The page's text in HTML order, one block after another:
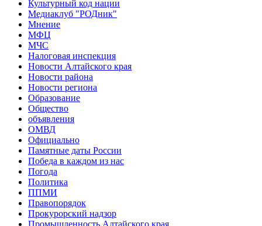
Культурный код нации
Медиаклуб "РОДник"
Мнение
МФЦ
МЧС
Налоговая инспекция
Новости Алтайского края
Новости района
Новости региона
Образование
Общество
объявления
ОМВД
Официально
Памятные даты России
Победа в каждом из нас
Погода
Политика
ППМИ
Правопорядок
Прокурорский надзор
Промышленность Алтайского края